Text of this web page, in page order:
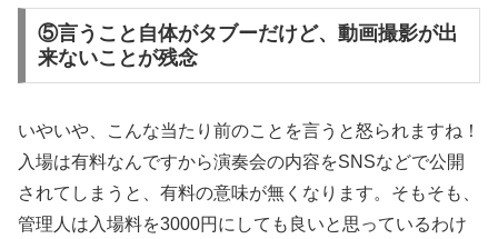
⑤言うこと自体がタブーだけど、動画撮影が出
来ないことが残念
いやいや、こんな当たり前のことを言うと怒られますね！
入場は有料なんですから演奏会の内容をSNSなどで公開
されてしまうと、有料の意味が無くなります。そもそも、
管理人は入場料を3000円にしても良いと思っているわけ